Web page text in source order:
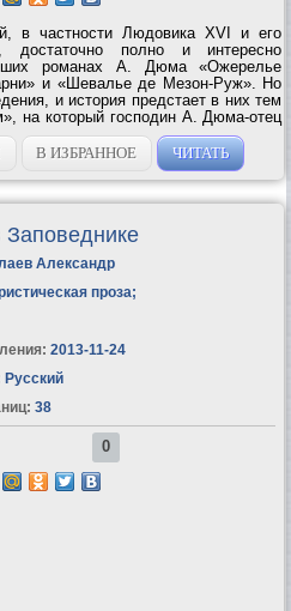
в частности Людовика XVI и его
достаточно полно и интересно
романах А. Дюма «Ожерелье
и «Шевалье де Мезон-Руж». Но
и история предстает в них тем
на который господин А. Дюма-отец
читателю документальный
В ИЗБРАННОЕ ЧИТАТЬ
Александр
проза;
2013-11-24
Русский
38
0